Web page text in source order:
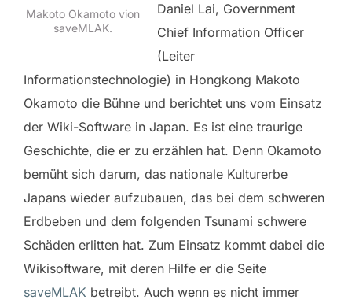
Makoto Okamoto vion
saveMLAK.
Daniel Lai, Government
Chief Information Officer
(Leiter
Informationstechnologie) in Hongkong Makoto
Okamoto die Bühne und berichtet uns vom Einsatz
der Wiki-Software in Japan. Es ist eine traurige
Geschichte, die er zu erzählen hat. Denn Okamoto
bemüht sich darum, das nationale Kulturerbe
Japans wieder aufzubauen, das bei dem schweren
Erdbeben und dem folgenden Tsunami schwere
Schäden erlitten hat. Zum Einsatz kommt dabei die
Wikisoftware, mit deren Hilfe er die Seite
saveMLAK betreibt. Auch wenn es nicht immer